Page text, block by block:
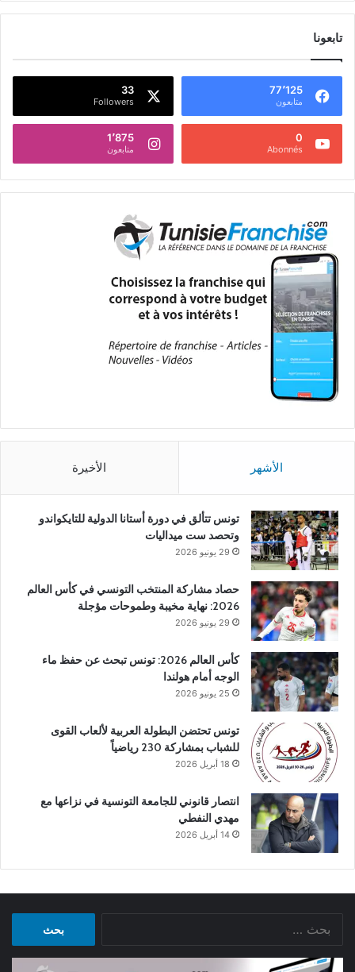
تابعونا
77٬125
متابعون
33
Followers
0
Abonnés
1٬875
متابعون
الأشهر الأخيرة
تونس تتألق في دورة أستانا الدولية للتايكواندو
وتحصد ست ميداليات
29 يونيو 2026
حصاد مشاركة المنتخب التونسي في كأس العالم
2026: نهاية مخيبة وطموحات مؤجلة
29 يونيو 2026
كأس العالم 2026: تونس تبحث عن حفظ ماء
الوجه أمام هولندا
25 يونيو 2026
تونس تحتضن البطولة العربية لألعاب القوى
للشباب بمشاركة 230 رياضياً
18 أبريل 2026
انتصار قانوني للجامعة التونسية في نزاعها مع
مهدي النفطي
14 أبريل 2026